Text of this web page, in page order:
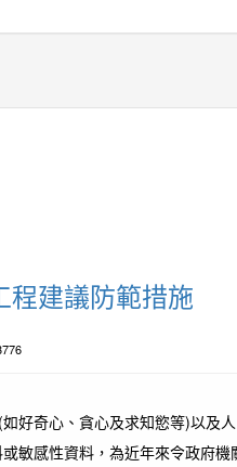
程建議防範措施
好奇心、貪心及求知慾等)以及
敏感性資料，為近年來令政府